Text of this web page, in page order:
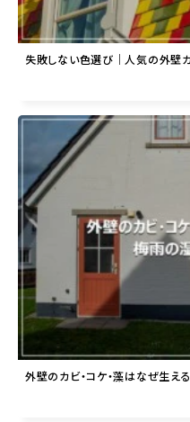
失敗しない色選び｜人気の外壁
外壁のカビ・コケ・藻はなぜ生え